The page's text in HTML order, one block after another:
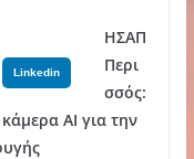
Linkedin
ΗΣΑΠ
Περι
σσός:
AI για την